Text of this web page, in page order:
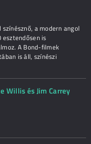
színésznő, a modern angol
is
A Bond-filmek
is áll, színészi
Willis és Jim Carrey